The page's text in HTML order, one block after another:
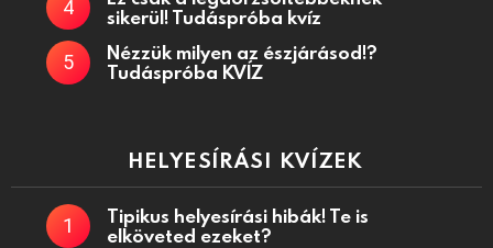
sikerül! Tudáspróba kvíz
Nézzük milyen az észjárásod!?
Tudáspróba KVÍZ
HELYESÍRÁSI KVÍZEK
Tipikus helyesírási hibák! Te is
elköveted ezeket?